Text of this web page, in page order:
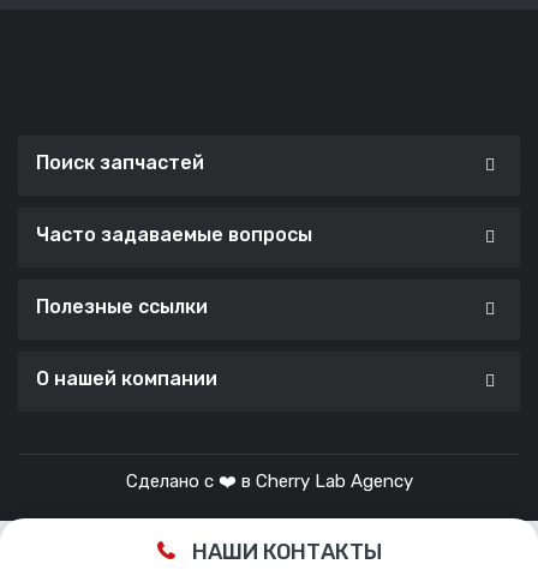
Поиск запчастей
Часто задаваемые вопросы
Полезные ссылки
О нашей компании
Сделано с ❤️ в Cherry Lab Agency
НАШИ КОНТАКТЫ